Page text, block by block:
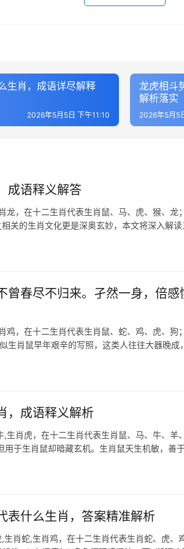
生肖，成语详尽解释
2026年5月5日 下午11:10
龙虎相斗
解析落实
2026年5月5
成语释义解答
龙，在十二生肖代表生肖鼠、马、虎、猴、
关的生肖文化更是深奥玄妙，本文将深入解
曾春尽不归来。孑然一身，倍
鸡，在十二生肖代表生肖鼠、蛇、鸡、虎、
生肖鼠早年艰辛的写照，这类人往往大器晚
，成语释义解析
生肖虎，在十二生肖代表生肖鼠、马、牛、羊
用于生肖鼠却暗藏玄机。生肖鼠天生机敏，善
表什么生肖，答案精准解析
肖蛇,生肖鸡，在十二生肖代表生肖蛇、虎